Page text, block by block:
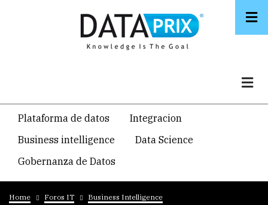
Navegacion
temática
principal
Plataforma de datos
Integracion
Business intelligence
Data Science
Gobernanza de Datos
Breadcrumb
Home Foros IT Business Intelligence